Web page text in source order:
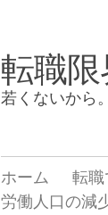
content
転職
若くないから
ホーム 転
労働人口の減